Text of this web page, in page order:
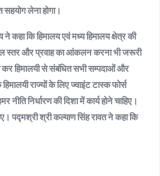
सहयोग लेना होगा।
ने कहा कि हिमालय एवं मध्य हिमालय क्षेत्र की
जल स्तर और प्रवाह का आंकलन करना भी जरूरी
कर हिमालयी से संबंधित सभी सम्पदाओं और
राज्यों के लिए ज्वाइंट टास्क फोर्स
निर्धारण की दिशा में कार्य होने चाहिए।
पद्मश्री श्री कल्याण सिंह रावत ने कहा कि